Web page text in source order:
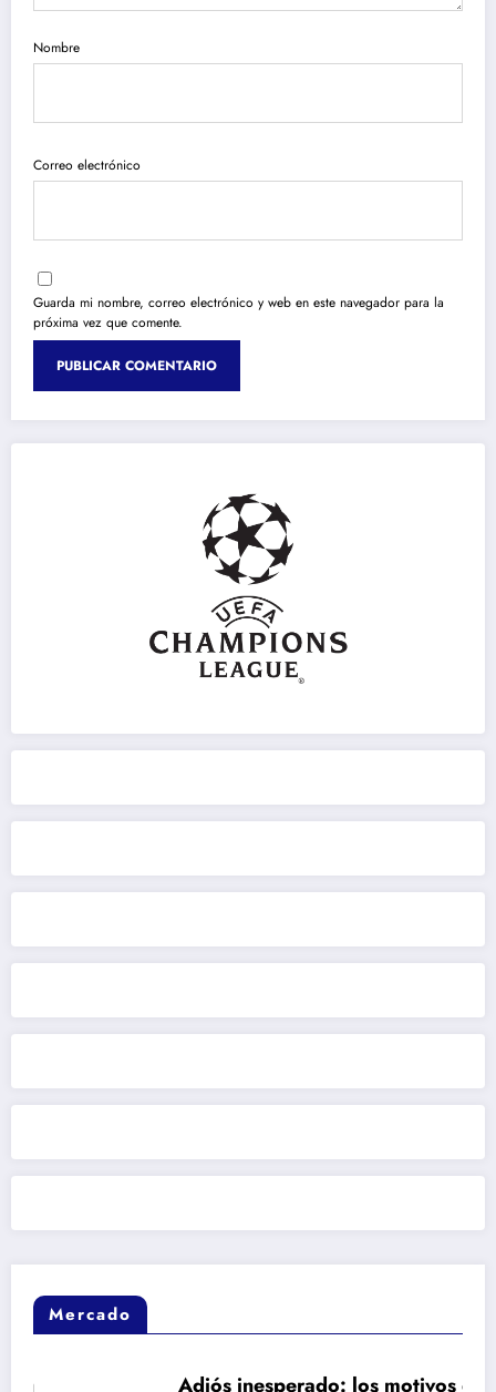
Nombre
Correo electrónico
Guarda mi nombre, correo electrónico y web en este navegador para la
próxima vez que comente.
Mercado
Adiós inesperado: los motivos de fondo que